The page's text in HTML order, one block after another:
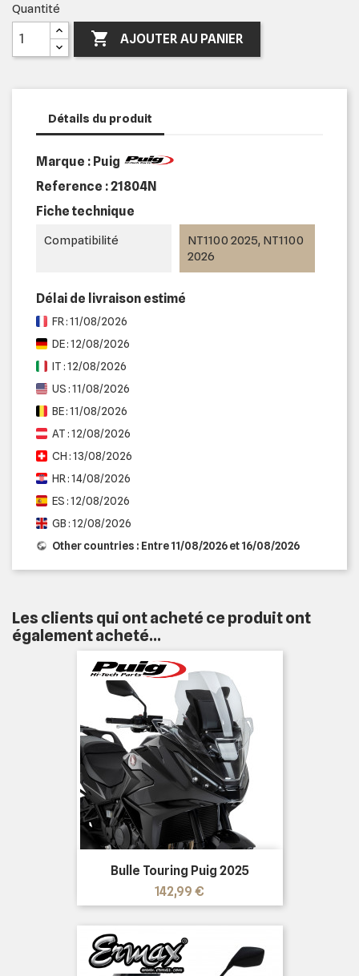
Quantité
 AJOUTER AU PANIER
Détails du produit
Marque : Puig
Reference :21804N
Fiche technique
Compatibilité
NT1100 2025, NT1100
2026
Délai de livraison estimé
FR : 11/08/2026
DE : 12/08/2026
IT : 12/08/2026
US : 11/08/2026
BE : 11/08/2026
AT : 12/08/2026
CH : 13/08/2026
HR : 14/08/2026
ES : 12/08/2026
GB : 12/08/2026
Other countries : Entre 11/08/2026 et 16/08/2026
Les clients qui ont acheté ce produit ont
également acheté...
Bulle Touring Puig 2025
Prix
142,99 €